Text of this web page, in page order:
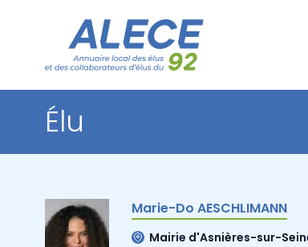
Élu
Marie-Do AESCHLIMANN
Mairie d'Asnières-sur-